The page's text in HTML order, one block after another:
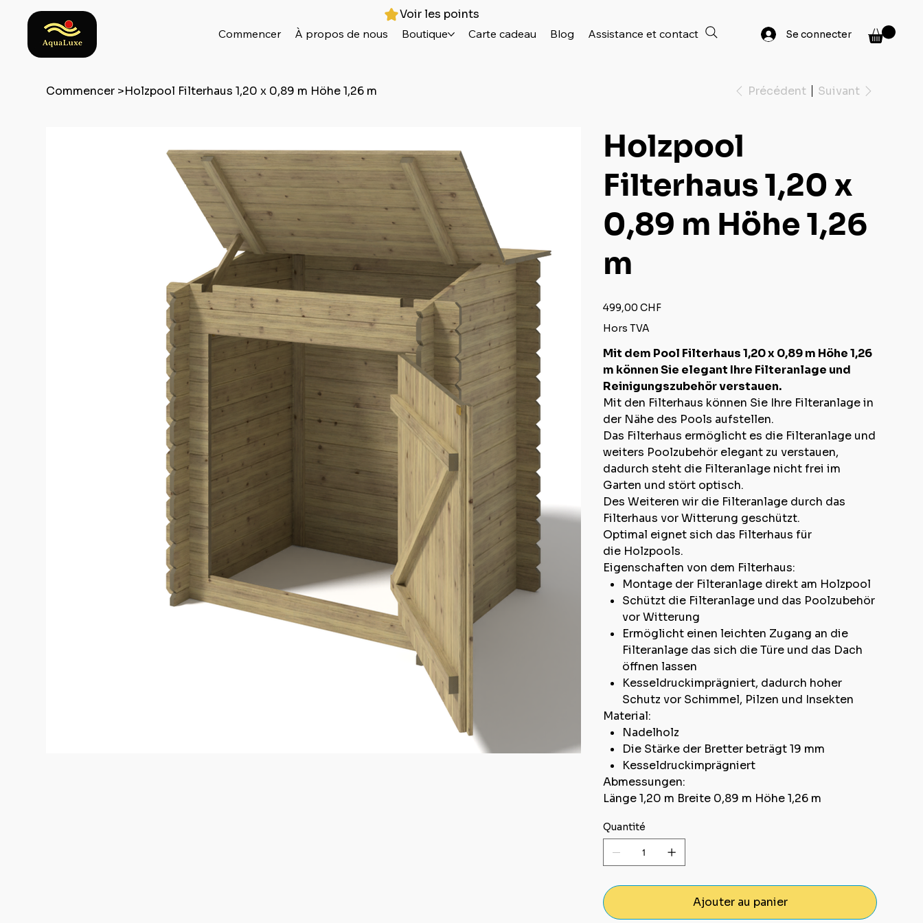
Commencer À propos de nous Boutique Carte cadeau Blog Assistance et contact
Voir les points
Se connecter
Commencer >Holzpool Filterhaus 1,20 x 0,89 m Höhe 1,26 m Précédent Suivant
Holzpool
Filterhaus 1,20 x
0,89 m Höhe 1,26
m
Prix
499,00 CHF
Hors TVA
Mit dem Pool Filterhaus 1,20 x 0,89 m Höhe 1,26
m können Sie elegant Ihre Filteranlage und
Reinigungszubehör verstauen.
Mit den Filterhaus können Sie Ihre Filteranlage in
der Nähe des Pools aufstellen.
Das Filterhaus ermöglicht es die Filteranlage und
weiters Poolzubehör elegant zu verstauen,
dadurch steht die Filteranlage nicht frei im
Garten und stört optisch.
Des Weiteren wir die Filteranlage durch das
Filterhaus vor Witterung geschützt.
Optimal eignet sich das Filterhaus für
die Holzpools.
Eigenschaften von dem Filterhaus:
Montage der Filteranlage direkt am Holzpool
Schützt die Filteranlage und das Poolzubehör
vor Witterung
Ermöglicht einen leichten Zugang an die
Filteranlage das sich die Türe und das Dach
öffnen lassen
Kesseldruckimprägniert, dadurch hoher
Schutz vor Schimmel, Pilzen und Insekten
Material:
Nadelholz
Die Stärke der Bretter beträgt 19 mm
Kesseldruckimprägniert
Abmessungen:
Länge 1,20 m Breite 0,89 m Höhe 1,26 m
Quantité
Ajouter au panier